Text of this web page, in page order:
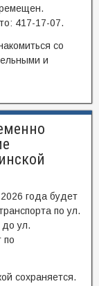
417-17-07.
со
и
года будет
по ул.
до ул.
по
сохраняется.